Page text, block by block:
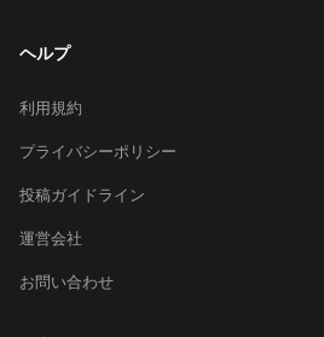
ヘルプ
利用規約
プライバシーポリシー
投稿ガイドライン
運営会社
お問い合わせ